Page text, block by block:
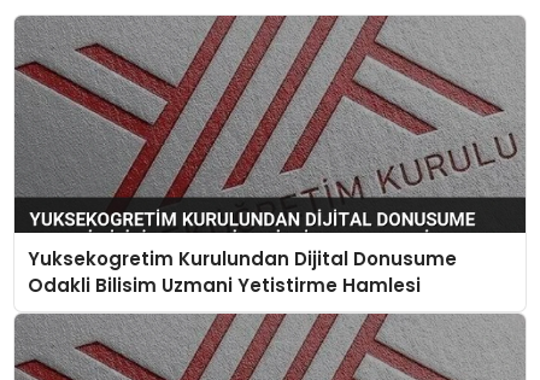
Yuksekogretim Kurulundan Dijital Donusume
Odakli Bilisim Uzmani Yetistirme Hamlesi